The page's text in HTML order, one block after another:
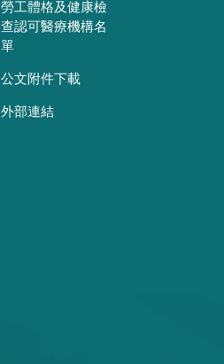
勞工體格及健康檢
查認可醫療機構名
單
公文附件下載
外部連結